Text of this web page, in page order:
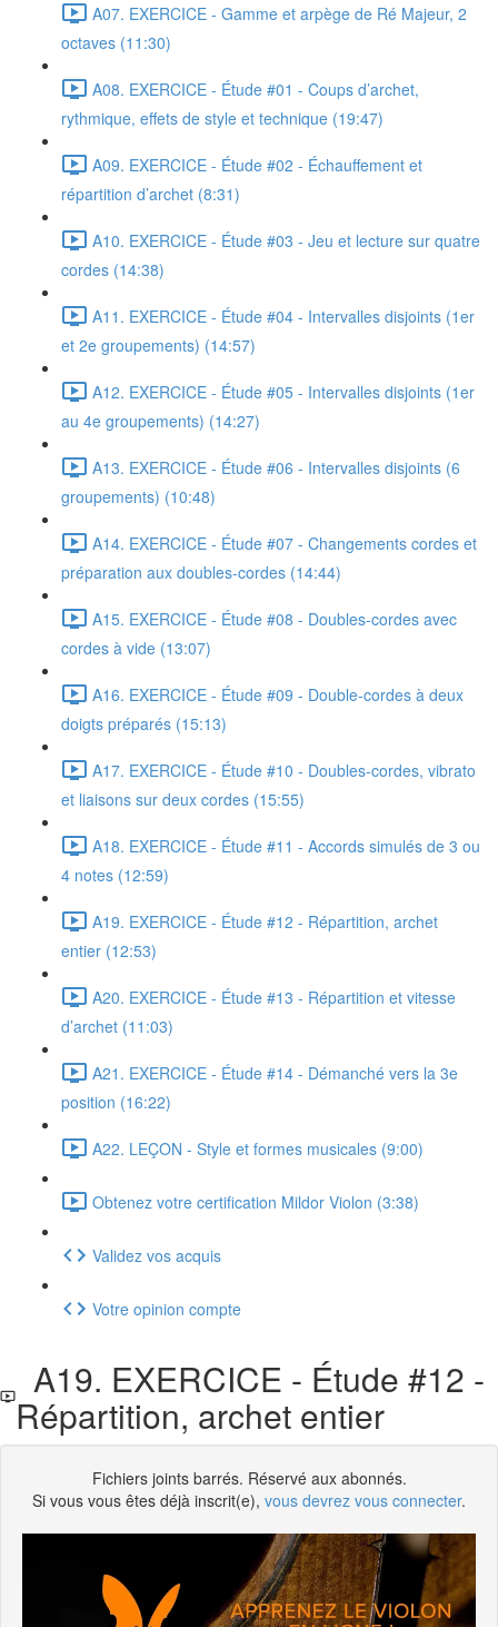
A07. EXERCICE - Gamme et arpège de Ré Majeur, 2
octaves (11:30)
A08. EXERCICE - Étude #01 - Coups d’archet,
rythmique, effets de style et technique (19:47)
A09. EXERCICE - Étude #02 - Échauffement et
répartition d’archet (8:31)
A10. EXERCICE - Étude #03 - Jeu et lecture sur quatre
cordes (14:38)
A11. EXERCICE - Étude #04 - Intervalles disjoints (1er
et 2e groupements) (14:57)
A12. EXERCICE - Étude #05 - Intervalles disjoints (1er
au 4e groupements) (14:27)
A13. EXERCICE - Étude #06 - Intervalles disjoints (6
groupements) (10:48)
A14. EXERCICE - Étude #07 - Changements cordes et
préparation aux doubles-cordes (14:44)
A15. EXERCICE - Étude #08 - Doubles-cordes avec
cordes à vide (13:07)
A16. EXERCICE - Étude #09 - Double-cordes à deux
doigts préparés (15:13)
A17. EXERCICE - Étude #10 - Doubles-cordes, vibrato
et liaisons sur deux cordes (15:55)
A18. EXERCICE - Étude #11 - Accords simulés de 3 ou
4 notes (12:59)
A19. EXERCICE - Étude #12 - Répartition, archet
entier (12:53)
A20. EXERCICE - Étude #13 - Répartition et vitesse
d’archet (11:03)
A21. EXERCICE - Étude #14 - Démanché vers la 3e
position (16:22)
A22. LEÇON - Style et formes musicales (9:00)
Obtenez votre certification Mildor Violon (3:38)
Validez vos acquis
Votre opinion compte
A19. EXERCICE - Étude #12 -
Répartition, archet entier
Fichiers joints barrés. Réservé aux abonnés.
Si vous vous êtes déjà inscrit(e), vous devrez vous connecter.